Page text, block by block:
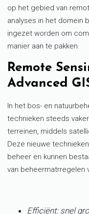
op het gebied van
analyses in het domein
ingezet worden om
manier aan te pakken.
Remote
Advanced
In het bos- en
technieken steeds
terreinen, middels
Deze nieuwe
beheer en kunnen
van beheermatrregelen
Efficiënt: snel